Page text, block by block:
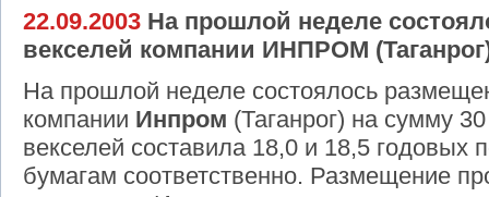
22.09.2003 На прошлой неделе
векселей компании ИНПРОМ
На прошлой неделе состоялось
компании Инпром (Таганрог) на сумму
векселей составила 18,0 и 18,5 годовых
бумагам соответственно. Размещение